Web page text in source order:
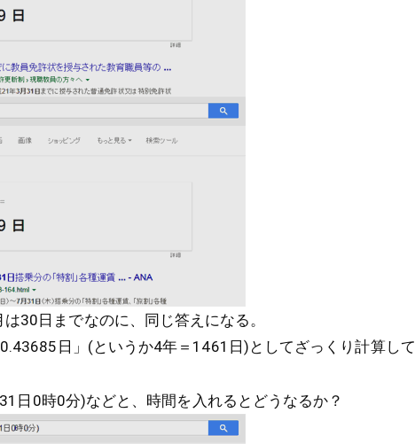
30日までなのに、同じ答えになる。
日」(というか4年＝1461日)としてざっくり計算して
日0時0分)などと、時間を入れるとどうなるか？